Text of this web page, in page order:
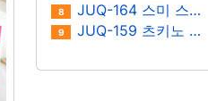
8 JUQ-164 스미 스미레 -자막
9 JUQ-159 츠키노 히나 -자막